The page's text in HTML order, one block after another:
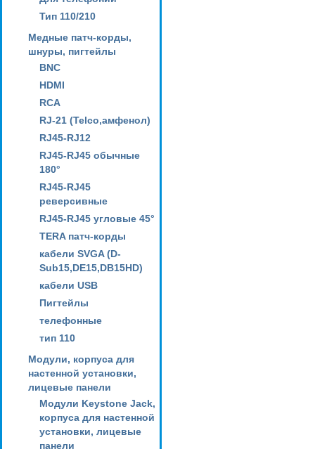
Тип 110/210
Медные патч-корды,
шнуры, пигтейлы
BNC
HDMI
RCA
RJ-21 (Telco,амфенол)
RJ45-RJ12
RJ45-RJ45 обычные
180°
RJ45-RJ45
реверсивные
RJ45-RJ45 угловые 45°
TERA патч-корды
кабели SVGA (D-
Sub15,DE15,DB15HD)
кабели USB
Пигтейлы
телефонные
тип 110
Модули, корпуса для
настенной установки,
лицевые панели
Модули Keystone Jack,
корпуса для настенной
установки, лицевые
панели